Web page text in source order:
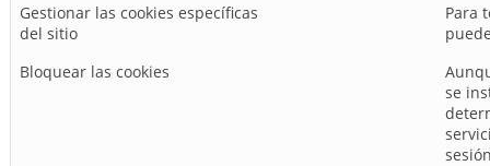
Gestionar las cookies específicas
del sitio
Para
Bloquear las cookies
se